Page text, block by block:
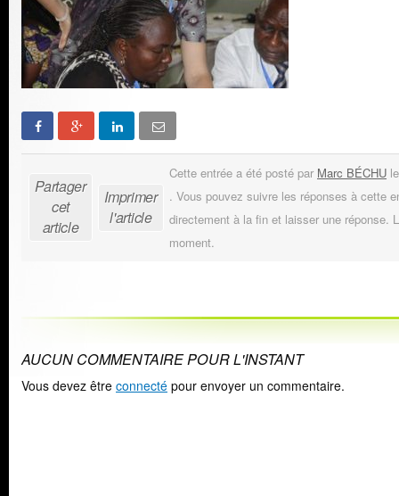
Partager
cet
article
Imprimer
l'article
Cette entrée a été posté par Marc BÉCHU
. Vous pouvez suivre les réponses à cette
directement à la fin et laisser une réponse.
moment.
AUCUN COMMENTAIRE POUR L'INSTANT
Vous devez être connecté pour envoyer un commentaire.